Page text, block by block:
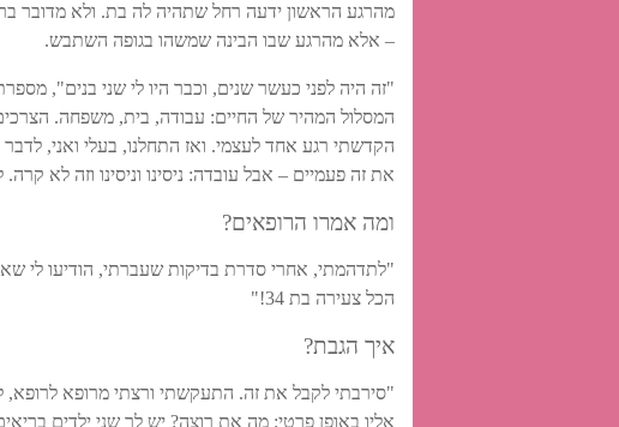
מהרגע הראשון ידעה רחל שתהיה לה בת. ולא מדובר
– אלא מהרגע שבו הבינה שמשהו בגופה השתבש.
המסלול המהיר של החיים: עבודה, בית, משפחה.
הקדשתי רגע אחד לעצמי. ואז התחלנו, בעלי ואני,
את זה פעמיים – אבל עובדה: ניסינו וניסינו וזה לא קרה.
ומה אמרו הרופאים?
"לתדהמתי, אחרי סדרת בדיקות שעברתי, הודיעו לי
הכל צעירה בת 34!"
איך הגבת?
"סירבתי לקבל את זה. התעקשתי ורצתי מרופא לרופא,
אליו באופן פרטי: מה את רוצה? יש לך שני ילדים